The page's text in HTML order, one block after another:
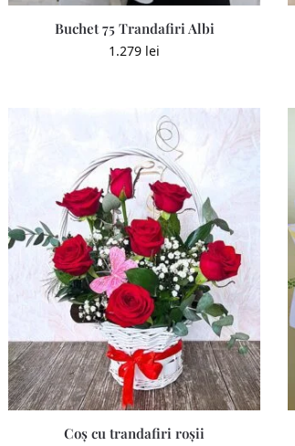
Buchet 75 Trandafiri Albi
1.279 lei
Coș cu trandafiri roșii